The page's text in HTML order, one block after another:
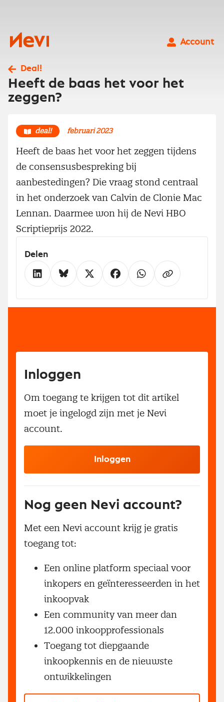
Nevi
Account
Deal!
Heeft de baas het voor het
zeggen?
deal! februari 2023
Heeft de baas het voor het zeggen tijdens
de consensusbespreking bij
aanbestedingen? Die vraag stond centraal
in het onderzoek van Calvin de Clonie Mac
Lennan. Daarmee won hij de Nevi HBO
Scriptieprijs 2022.
Delen
Inloggen
Om toegang te krijgen tot dit artikel
moet je ingelogd zijn met je Nevi
account.
Inloggen
Nog geen Nevi account?
Met een Nevi account krijg je gratis
toegang tot:
Een online platform speciaal voor
inkopers en geïnteresseerden in het
inkoopvak
Een community van meer dan
12.000 inkoopprofessionals
Toegang tot diepgaande
inkoopkennis en de nieuwste
ontwikkelingen